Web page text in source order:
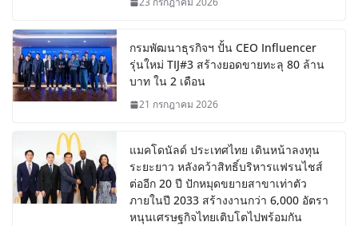
กรมพัฒนาธุรกิจฯ ปั้น CEO Influencer
รุ่นใหม่ TIJ#3 สร้างยอดขายทะลุ 80 ล้าน
บาท ใน 2 เดือน
21 กรกฎาคม 2026
แมคโดนัลด์ ประเทศไทย เดินหน้าลงทุน
ระยะยาว หลังคว้าสิทธิ์บริหารแฟรนไชส์
ต่ออีก 20 ปี ปักหมุดขยายสาขาเท่าตัว
ภายในปี 2033 สร้างงานกว่า 6,000 อัตรา
หนุนเศรษฐกิจไทยเติบโตไปพร้อมกัน